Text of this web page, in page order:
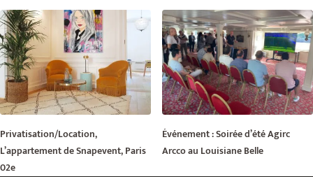
Privatisation/Location,
L’appartement de Snapevent, Paris
02e
Événement : Soirée d’été Agirc
Arcco au Louisiane Belle